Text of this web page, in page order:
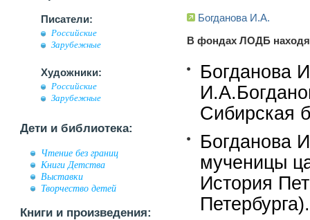
Писатели:
Российские
Зарубежные
Художники:
Российские
Зарубежные
Дети и библиотека:
Чтение без границ
Книги Детства
Выставки
Творчество детей
Книги и произведения:
Богданова И.А.
В фондах ЛОДБ
Богданова
Сибирская
Богданова
мученицы
История
Петербурга).